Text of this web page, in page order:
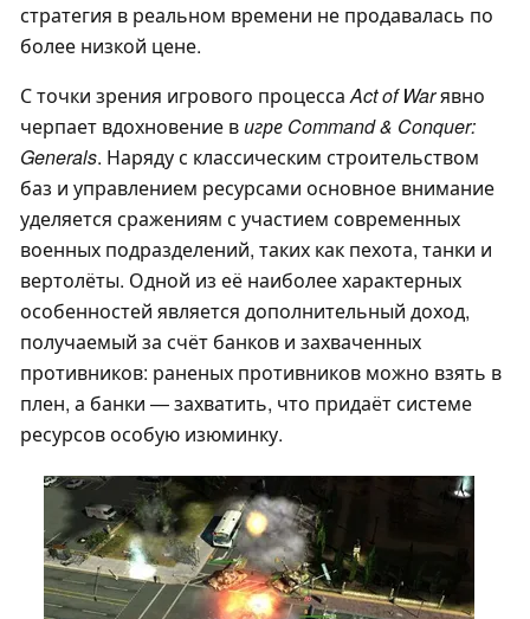
стратегия в реальном времени не продавалась по
более низкой цене.
С точки зрения игрового процессаAct of Warявно
черпает вдохновение в игре Command & Conquer:
Generals. Наряду с классическим строительством
баз и управлением ресурсами основное внимание
уделяется сражениям с участием современных
военных подразделений, таких как пехота, танки и
вертолёты. Одной из её наиболее характерных
особенностей является дополнительный доход,
получаемый за счёт банков и захваченных
противников: раненых противников можно взять в
плен, а банки — захватить, что придаёт системе
ресурсов особую изюминку.